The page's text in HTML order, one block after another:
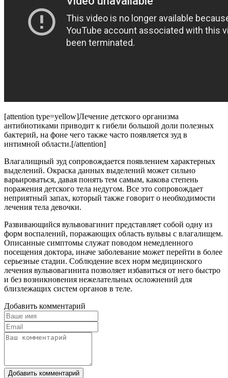
[attention type=yellow]Лечение детского организма
антибиотиками приводит к гибели большой доли полезных
бактерий, на фоне чего также часто появляется зуд в
интимной области.[/attention]
Влагалищный зуд сопровождается появлением характерных
выделений. Окраска данных выделений может сильно
варьироваться, давая понять тем самым, какова степень
поражения детского тела недугом. Все это сопровождает
неприятный запах, который также говорит о необходимости
лечения тела девочки.
Развивающийся вульвовагинит представляет собой одну из
форм воспалений, поражающих область вульвы с влагалищем.
Описанные симптомы служат поводом немедленного
посещения доктора, иначе заболевание может перейти в более
серьезные стадии. Соблюдение всех норм медицинского
лечения вульвовагинита позволяет избавиться от него быстро
и без возникновения нежелательных осложнений для
близлежащих систем органов в теле.
Добавить комментарий
Добавить комментарий